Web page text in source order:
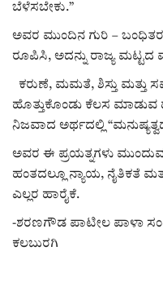
ಬೆಳೆಸಬೇಕು.”
ಅವರ ಮುಂದಿನ ಗುರಿ –
ರೂಪಿಸಿ, ಅದನ್ನು ರಾಜ್ಯ ಮಟ್ಟದ
ಕರುಣೆ, ಮಮತೆ, ಶಿಸ್ತು ಮತ್ತು
ಹೊತ್ತುಕೊಂಡು ಕೆಲಸ
ನಿಜವಾದ ಅರ್ಥದಲ್ಲಿ
ಅವರ ಈ ಪ್ರಯತ್ನಗಳು
ಹಂತದಲ್ಲೂ ನ್ಯಾಯ, ನೈತಿಕತೆ
ಎಲ್ಲರ ಹಾರೈಕೆ.
-ಶರಣಗೌಡ ಪಾಟೀಲ ಪಾಳಾ
ಕಲಬುರಗಿ